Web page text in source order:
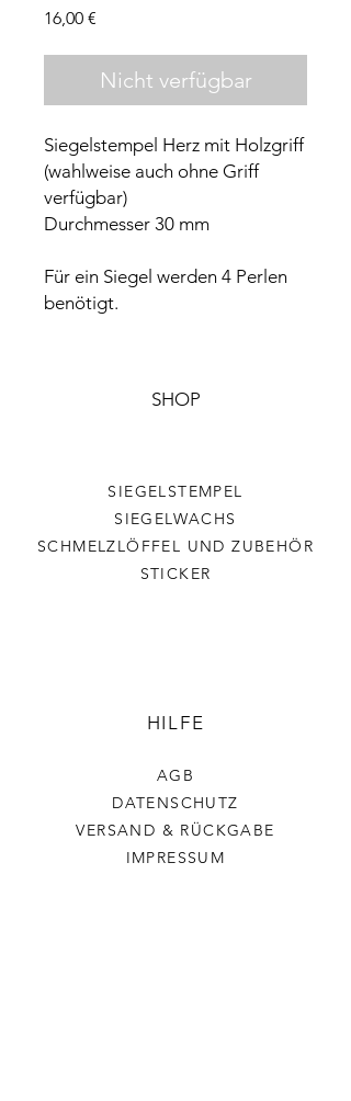
16,00 €
Nicht verfügbar
Siegelstempel Herz mit Holzgriff
(wahlweise auch ohne Griff
verfügbar)
Durchmesser 30 mm
Für ein Siegel werden 4 Perlen
benötigt.
SHOP
SIEGELSTEMPEL
SIEGELWACHS
SCHMELZLÖFFEL UND ZUBEHÖR
STICKER
HILFE
AGB
DATENSCHUTZ
VERSAND & RÜCKGABE
IMPRESSUM